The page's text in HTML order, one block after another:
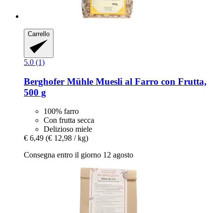
Carrello
5.0 (1)
Berghofer Mühle Muesli al Farro con Frutta,
500 g
100% farro
Con frutta secca
Delizioso miele
€ 6,49 (€ 12,98 / kg)
Consegna entro il giorno 12 agosto